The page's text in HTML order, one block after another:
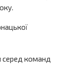
серед команд